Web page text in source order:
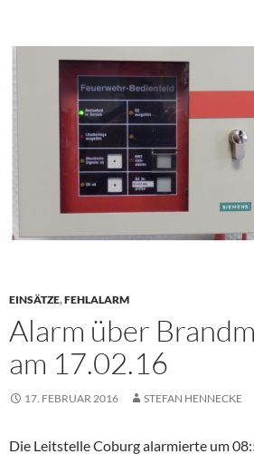
EINSÄTZE,FEHLALARM
Alarm über
am 17.02.16
17. FEBRUAR 2016 STEFAN HENNECKE
Die Leitstelle Coburg alarmierte um